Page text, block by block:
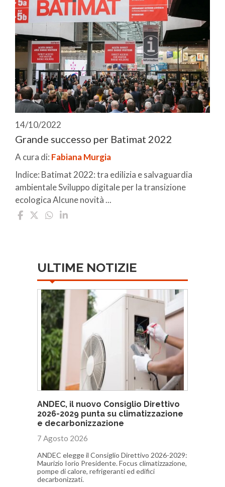
14/10/2022
Grande successo per Batimat 2022
A cura di: Fabiana Murgia
Indice: Batimat 2022: tra edilizia e salvaguardia
ambientale Sviluppo digitale per la transizione
ecologica Alcune novità ...
ULTIME NOTIZIE
ANDEC, il nuovo Consiglio Direttivo
2026-2029 punta su climatizzazione
e decarbonizzazione
7 Agosto 2026
ANDEC elegge il Consiglio Direttivo 2026-2029:
Maurizio Iorio Presidente. Focus climatizzazione,
pompe di calore, refrigeranti ed edifici
decarbonizzati.